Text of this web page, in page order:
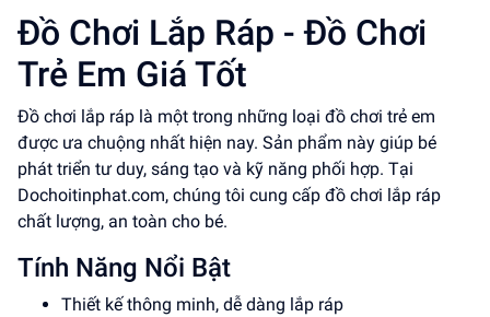
Đồ Chơi Lắp Ráp - Đồ Chơi
Trẻ Em Giá Tốt
Đồ chơi lắp ráp là một trong những loại đồ chơi trẻ em
được ưa chuộng nhất hiện nay. Sản phẩm này giúp bé
phát triển tư duy, sáng tạo và kỹ năng phối hợp. Tại
Dochoitinphat.com, chúng tôi cung cấp đồ chơi lắp ráp
chất lượng, an toàn cho bé.
Tính Năng Nổi Bật
Thiết kế thông minh, dễ dàng lắp ráp